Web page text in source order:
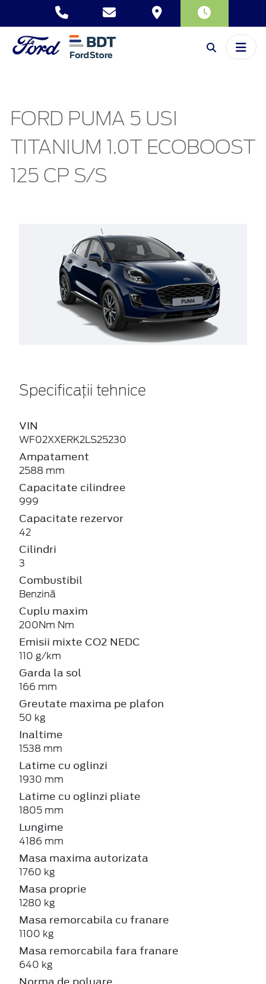
FORD PUMA 5 USI
TITANIUM 1.0T ECOBOOST
125 CP S/S
Specificații tehnice
VIN
WF02XXERK2LS25230
Ampatament
2588 mm
Capacitate cilindree
999
Capacitate rezervor
42
Cilindri
3
Combustibil
Benzină
Cuplu maxim
200Nm Nm
Emisii mixte CO2 NEDC
110 g/km
Garda la sol
166 mm
Greutate maxima pe plafon
50 kg
Inaltime
1538 mm
Latime cu oglinzi
1930 mm
Latime cu oglinzi pliate
1805 mm
Lungime
4186 mm
Masa maxima autorizata
1760 kg
Masa proprie
1280 kg
Masa remorcabila cu franare
1100 kg
Masa remorcabila fara franare
640 kg